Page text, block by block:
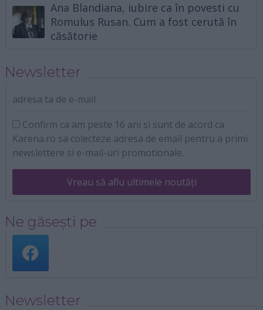
Ana Blandiana, iubire ca în povesti cu
Romulus Rusan. Cum a fost cerută în
căsătorie
Newsletter
adresa ta de e-mail
Confirm ca am peste 16 ani si sunt de acord ca
Karena.ro sa colecteze adresa de email pentru a primi
newslettere si e-mail-uri promotionale.
Vreau să aflu ultimele noutăți
Ne găsești pe
Newsletter